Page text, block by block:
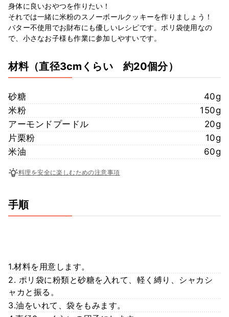
身体に良いおやつを作りたい！
それでは一緒に米粉のスノーボールクッキーを作りましょう！
バター不使用でお財布にも優しいレシピです。ポリ袋使用なの
で、小さなお子様も作業に参加しやすいです。
材料（直径3cmくらい 約20個分）
砂糖
40g
米粉
150g
アーモンドプードル
20g
片栗粉
10g
米油
60g
料理を安全に楽しむための注意事項
手順
1.材料を用意します。
2. ポリ袋に粉類と砂糖を入れて、軽く縛り、シャカシ
ャカと振る。
3.油をいれて、袋をもみます。